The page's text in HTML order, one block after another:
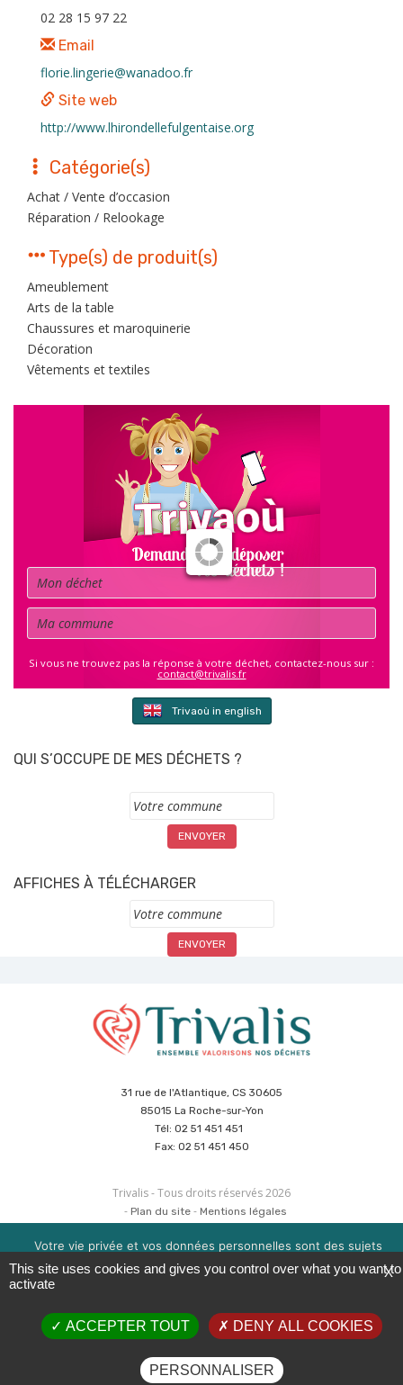
02 28 15 97 22
Email
florie.lingerie@wanadoo.fr
Site web
http://www.lhirondellefulgentaise.org
Catégorie(s)
Achat / Vente d’occasion
Réparation / Relookage
Type(s) de produit(s)
Ameublement
Arts de la table
Chaussures et maroquinerie
Décoration
Vêtements et textiles
Déchet
Commune
Si vous ne trouvez pas la réponse à votre déchet, contactez-nous sur :
contact@trivalis.fr
Trivaoù in english
QUI S’OCCUPE DE MES DÉCHETS ?
Commune
AFFICHES À TÉLÉCHARGER
Commune
31 rue de l'Atlantique, CS 30605
85015 La Roche-sur-Yon
Tél: 02 51 451 451
Fax: 02 51 451 450
Trivalis - Tous droits réservés 2026
Plan du site
Mentions légales
Réalisation :Agence CUBE&Hypaepa
Votre vie privée et vos données personnelles sont des sujets
importants pour nous. Consultez notre politique de
confidentialité pour en savoir plus. Nous utilisons des cookies
gérer l'acceptation des cookies en cliquant sur la boite en bas à
droite 'Gérer les services'.
OK EN SAVOIR PLUS
X
This site uses cookies and gives you control over what you want to
activate
ACCEPTER TOUT DENY ALL COOKIES
PERSONNALISER